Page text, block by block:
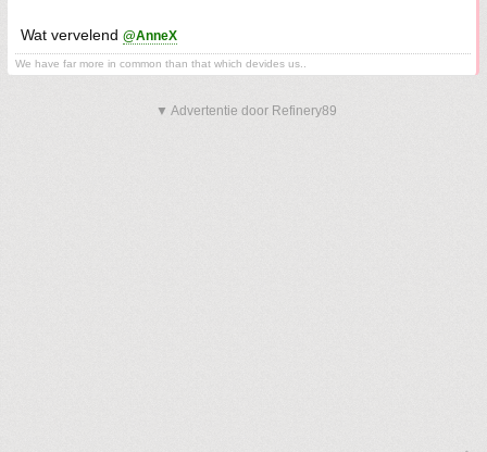
Wat vervelend @AnneX
We have far more in common than that which devides us..
▼ Advertentie door Refinery89